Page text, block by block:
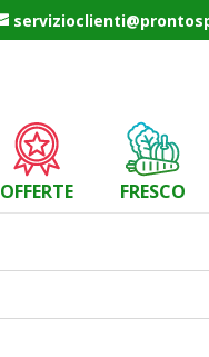
OFFERTE FRESCO